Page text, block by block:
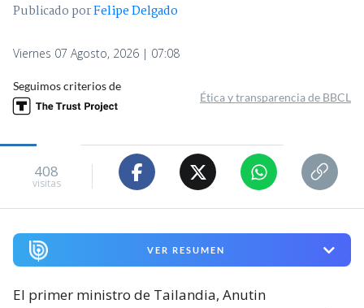
Publicado porFelipe Delgado
Viernes 07 Agosto, 2026 | 07:08
Seguimos criterios de
Ética y transparencia de BBCL
408
visitas
VER RESUMEN
El primer ministro de Tailandia, Anutin